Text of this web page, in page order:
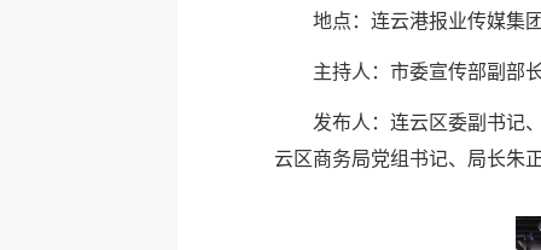
地点：连云港报业传媒集
主持人：市委宣传部副部
发布人：连云区委副书记
云区商务局党组书记、局长朱